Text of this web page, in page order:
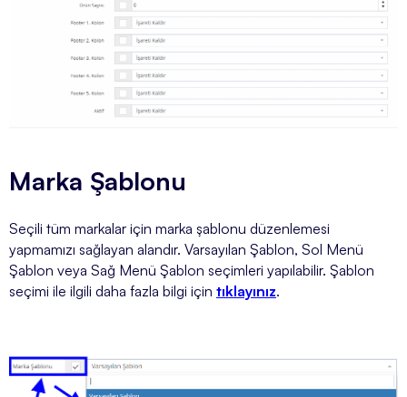
Marka Şablonu
Seçili tüm markalar için marka şablonu düzenlemesi
yapmamızı sağlayan alandır. Varsayılan Şablon, Sol Menü
Şablon veya Sağ Menü Şablon seçimleri yapılabilir. Şablon
seçimi ile ilgili daha fazla bilgi için tıklayınız.